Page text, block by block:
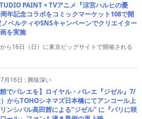
PAINT × TVアニメ『涼宮ハルヒの憂
年記念コラボをコミックマーケット108で開
ベルティやSNSキャンペーンでクリエイター
を実施
ら16日（日）に東京ビッグサイトで開催される
月16日 :興味深い
館でバレエを】ロイヤル・バレエ『ジゼル』7/
からTOHOシネマズ日本橋にてアンコール上
ンシパル高田茜による“ジゼル” に『パリに咲